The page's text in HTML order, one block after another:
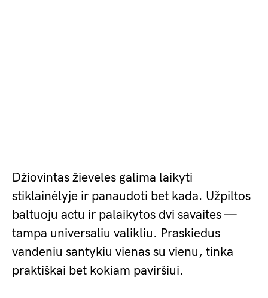
Džiovintas žieveles galima laikyti
stiklainėlyje ir panaudoti bet kada. Užpiltos
baltuoju actu ir palaikytos dvi savaites —
tampa universaliu valikliu. Praskiedus
vandeniu santykiu vienas su vienu, tinka
praktiškai bet kokiam paviršiui.